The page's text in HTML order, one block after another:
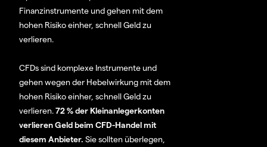
Finanzinstrumente und gehen mit dem
hohen Risiko einher, schnell Geld zu
verlieren.
CFDs sind komplexe Instrumente und
gehen wegen der Hebelwirkung mit dem
hohen Risiko einher, schnell Geld zu
verlieren.72 % der Kleinanlegerkonten
verlieren Geld beim CFD-Handel mit
diesem Anbieter. Sie sollten überlegen,